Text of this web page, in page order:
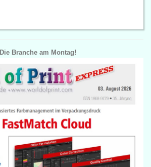
Die Branche am Montag!